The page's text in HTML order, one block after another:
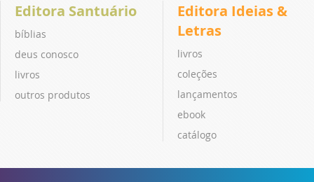
Editora Santuário
bíblias
deus conosco
livros
outros produtos
Editora Ideias &
Letras
livros
coleções
lançamentos
ebook
catálogo